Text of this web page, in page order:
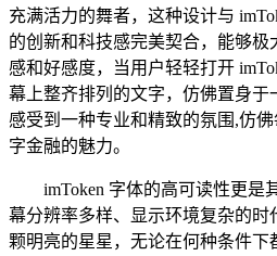
充满活力的舞者，这种设计与
的创新和科技感完美契合，能够
感和好感度，当用户轻轻打开
幕上整齐排列的文字，仿佛置身于
感受到一种专业和精致的氛围,仿
字金融的魅力。
imToken 字体的高可读性更是
幕分辨率多样、显示环境复杂的时
颗明亮的星星，无论在何种条件下